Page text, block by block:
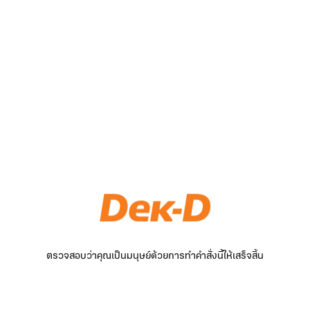
ตรวจสอบว่าคุณเป็นมนุษย์ด้วยการทำคำสั่งนี้ให้เสร็จสิ้น